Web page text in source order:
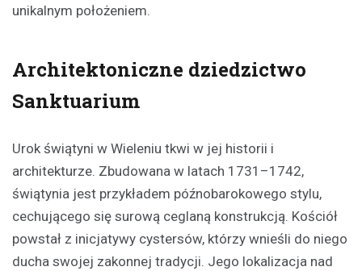
unikalnym położeniem.
Architektoniczne dziedzictwo
Sanktuarium
Urok świątyni w Wieleniu tkwi w jej historii i
architekturze. Zbudowana w latach 1731–1742,
świątynia jest przykładem późnobarokowego stylu,
cechującego się surową ceglaną konstrukcją. Kościół
powstał z inicjatywy cystersów, którzy wnieśli do niego
ducha swojej zakonnej tradycji. Jego lokalizacja nad